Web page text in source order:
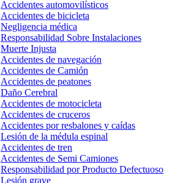
Accidentes automovilísticos
Accidentes de bicicleta
Negligencia médica
Responsabilidad Sobre Instalaciones
Muerte Injusta
Accidentes de navegación
Accidentes de Camión
Accidentes de peatones
Daño Cerebral
Accidentes de motocicleta
Accidentes de cruceros
Accidentes por resbalones y caídas
Lesión de la médula espinal
Accidentes de tren
Accidentes de Semi Camiones
Responsabilidad por Producto Defectuoso
Lesión grave